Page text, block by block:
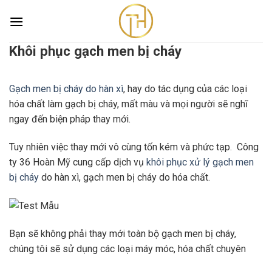
Khôi phục gạch men bị cháy
Khôi phục gạch men bị cháy
Gạch men bị cháy do hàn xì, hay do tác dụng của các loại
hóa chất làm gạch bị cháy, mất màu và mọi người sẽ nghĩ
ngay đến biện pháp thay mới.
Tuy nhiên việc thay mới vô cùng tốn kém và phức tạp. Công
ty 36 Hoàn Mỹ cung cấp dịch vụ khôi phục xử lý gạch men
bị cháy do hàn xì, gạch men bị cháy do hóa chất.
Bạn sẽ không phải thay mới toàn bộ gạch men bị cháy,
chúng tôi sẽ sử dụng các loại máy móc, hóa chất chuyên